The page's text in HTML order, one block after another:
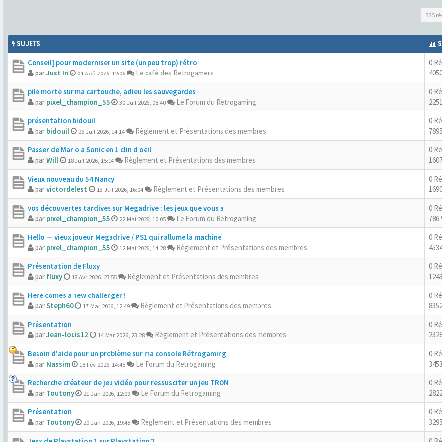
335
SUJETS
Conseil] pour moderniser un site (un peu trop) rétro
parJust In 04 Aoû 2026, 12:06 Le café des Retrogamers
0
pile morte sur ma cartouche, adieu les sauvegardes
par pixel_champion_55 30 Juil 2026, 08:40 Le Forum du Retrogaming
0
présentation bidouil
par bidouil 26 Juil 2026, 14:14 Règlement et Présentations des membres
0
Passer de Mario a Sonic en 1 clin d oeil
parWill 18 Juil 2026, 15:14 Règlement et Présentations des membres
0
Vieux nouveau du 54 Nancy
parvictordelest 13 Juil 2026, 16:04 Règlement et Présentations des membres
0
vos découvertes tardives sur Megadrive : les jeux que vous a
par pixel_champion_55 22 Mai 2026, 10:05 Le Forum du Retrogaming
0
786
Hello — vieux joueur Megadrive / PS1 qui rallume la machine
par pixel_champion_55 12 Mai 2026, 14:28 Règlement et Présentations des membres
0
Présentation de Fluxy
par fluxy 18 Avr 2026, 23:55 Règlement et Présentations des membres
0
Here comes a new challenger !
parSteph60 17 Mar 2026, 12:49 Règlement et Présentations des membres
0
Présentation
parJean-louis12 14 Mar 2026, 23:28 Règlement et Présentations des membres
0
Besoin d'aide pour un problème sur ma console Rétrogaming
par Nassim 18 Fév 2026, 14:45 Le Forum du Retrogaming
0
Recherche créateur de jeu vidéo pour ressusciter un jeu TRON
par Toutony 21 Jan 2026, 12:09 Le Forum du Retrogaming
0
Présentation
par Toutony 20 Jan 2026, 19:48 Règlement et Présentations des membres
0